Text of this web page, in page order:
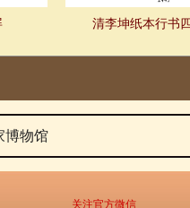
清李坤纸本行书
博物馆
关注官方微信